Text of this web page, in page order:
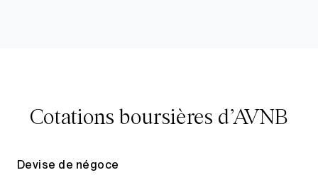
Cotations boursières d’AVNB
Devise de négoce